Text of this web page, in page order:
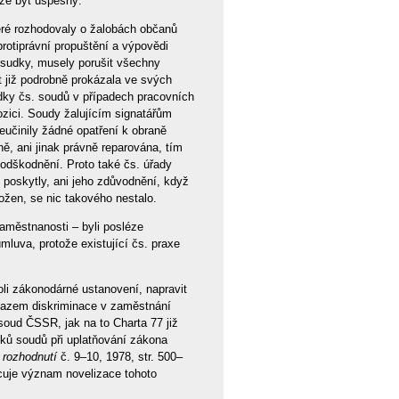
rozhodovaly o žalobách občanů
propuštění a výpovědi
musely porušit všechny
podrobně prokázala ve svých
čs. soudů v případech pracovních
Soudy žalujícím signatářům
žádné opatření k obraně
ani jinak právně reparována, tím
Proto také čs. úřady
ani jeho zdůvodnění, když
se nic takového nestalo.
– byli posléze
protože existující čs. praxe
zákonodárné ustanovení, napravit
diskriminace v zaměstnání
ČSSR, jak na to Charta 77 již
soudů při uplatňování zákona
č. 9–10, 1978, str. 500–
význam novelizace tohoto